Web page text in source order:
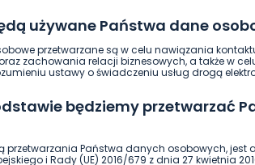
używane Państwa dane
przetwarzane są w celu nawiązania
zachowania relacji biznesowych, a także w
ustawy o świadczeniu usług drogą
będziemy przetwarzać
przetwarzania Państwa danych osobowych, jest
i Rady (UE) 2016/679 z dnia 27 kwietnia